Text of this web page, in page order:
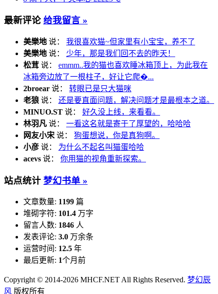
最新评论 给我留言 »
美樂地 说： 我很喜欢猫~但家里有小宝宝，养不了
美樂地 说： 少年，那是我们回不去的昨天！
松茸 说： emmm..我的猫也喜欢睡冰箱顶上，为此我在
冰箱旁边放了一根柱子，好让它爬�...
2broear 说： 转眼已是只大猫咪
老狼 说： 还是要直面问题，解决问题才是最根本之道。
MINUO.ST 说： 好久没上线，来看看。
林羽凡 说： 一看这名就是寄于了厚望的，哈哈哈
网友小宋 说： 狗蛋想说，你是真狗啊。
小彦 说： 为什么不起名叫猫蛋哈哈
acevs 说： 你用猫的视角重新探索。
站点统计 梦幻书单 »
文章数量: 1199 篇
堆砌字符: 101.4 万字
留言人数: 1846 人
发表评论: 3.0 万余条
运营时间: 12.5 年
最后更新: 1个月前
Copyright © 2014-2026 MHCF.NET All Rights Reserved. 梦幻辰
风 版权所有